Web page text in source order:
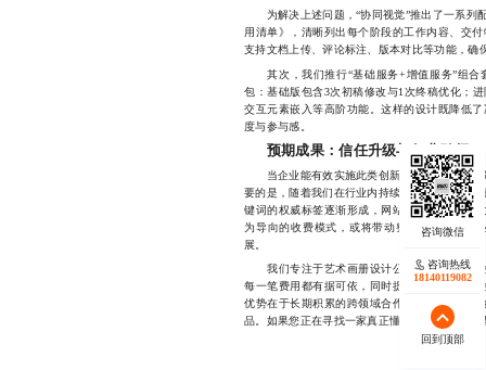
为解决上述问题，“协同视觉”推出了一系列
用清单》，清晰列出每个阶段的工作内容、交
支持文档上传、评论标注、版本对比等功能，确
其次，我们推行“基础服务+增值服务”组合
包：基础版包含3次初稿修改与1次终稿优化；
交互元素嵌入等高阶功能。这样的设计既降低
度与参与感。
预期成果：信任升级与行业引领
当企业能有效实施此类创新策略时，项目纠
要的是，随着我们在行业内持续输出关于“艺术
键词的权威标签逐渐形成，网站自然流量获取
为导向的收费模式，或将带动整个设计服务行
展。
我们专注于艺术画册设计公司领域的深度服
每一笔费用都有据可依，同时提供灵活组合的
优势在于长期积累的跨领域合作经验与高度匹
品。如果您正在寻找一家真正懂设计、更懂客户
咨询热线
18140119082
回到顶部